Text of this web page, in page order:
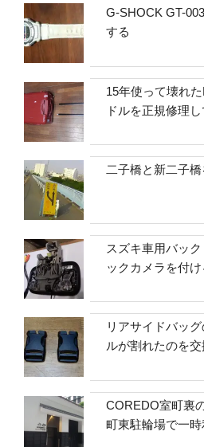
G-SHOCK GT-
する
15年使って壊れ
ドルを正規修理
二子橋と新二子
スズキ車用バッ
ックカメラを付け
リアサイドバッ
ルが割れたのを
COREDO室町裏
町東駐輪場で一時